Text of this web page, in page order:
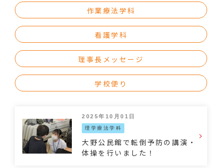
作業療法学科
看護学科
理事長メッセージ
学校便り
2025年10月01日
理学療法学科
大野公民館で転倒予防の講演・
体操を行いました！